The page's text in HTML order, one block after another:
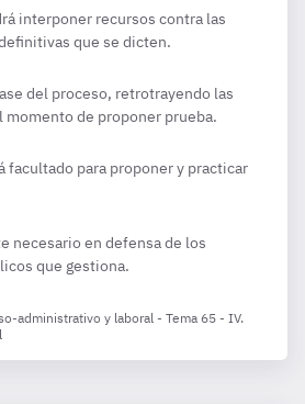
interponer recursos contra las
que se dicten.
del proceso, retrotrayendo las
momento de proponer prueba.
facultado para proponer y practicar
necesario en defensa de los
que gestiona.
administrativo y laboral - Tema 65 - IV.